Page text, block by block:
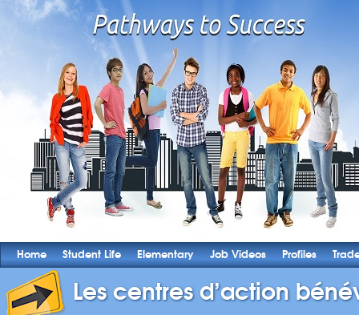
Home Student Life Elementary Job Videos Profiles
Les centres d’action